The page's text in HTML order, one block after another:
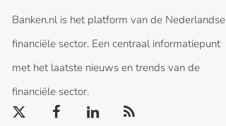
Banken.nl is het platform van de Nederlandse
financiële sector. Een centraal informatiepunt
met het laatste nieuws en trends van de
financiële sector.